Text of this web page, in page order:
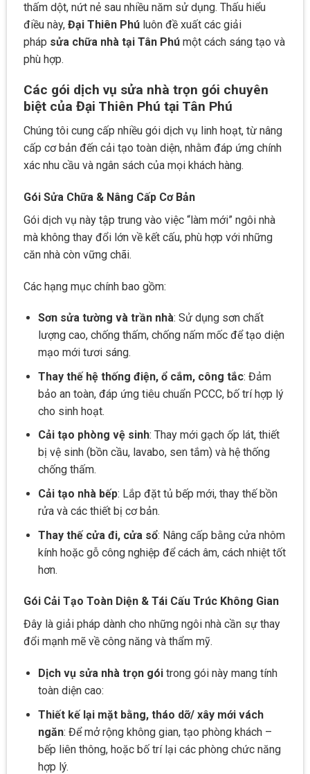
thấm dột, nứt nẻ sau nhiều năm sử dụng. Thấu hiểu
điều này, Đại Thiên Phú luôn đề xuất các giải
pháp sửa chữa nhà tại Tân Phú một cách sáng tạo và
phù hợp.
Các gói dịch vụ sửa nhà trọn gói chuyên
biệt của Đại Thiên Phú tại Tân Phú
Chúng tôi cung cấp nhiều gói dịch vụ linh hoạt, từ nâng
cấp cơ bản đến cải tạo toàn diện, nhằm đáp ứng chính
xác nhu cầu và ngân sách của mọi khách hàng.
Gói Sửa Chữa & Nâng Cấp Cơ Bản
Gói dịch vụ này tập trung vào việc “làm mới” ngôi nhà
mà không thay đổi lớn về kết cấu, phù hợp với những
căn nhà còn vững chãi.
Các hạng mục chính bao gồm:
Sơn sửa tường và trần nhà: Sử dụng sơn chất
lượng cao, chống thấm, chống nấm mốc để tạo diện
mạo mới tươi sáng.
Thay thế hệ thống điện, ổ cắm, công tắc: Đảm
bảo an toàn, đáp ứng tiêu chuẩn PCCC, bố trí hợp lý
cho sinh hoạt.
Cải tạo phòng vệ sinh: Thay mới gạch ốp lát, thiết
bị vệ sinh (bồn cầu, lavabo, sen tắm) và hệ thống
chống thấm.
Cải tạo nhà bếp: Lắp đặt tủ bếp mới, thay thế bồn
rửa và các thiết bị cơ bản.
Thay thế cửa đi, cửa sổ: Nâng cấp bằng cửa nhôm
kính hoặc gỗ công nghiệp để cách âm, cách nhiệt tốt
hơn.
Gói Cải Tạo Toàn Diện & Tái Cấu Trúc Không Gian
Đây là giải pháp dành cho những ngôi nhà cần sự thay
đổi mạnh mẽ về công năng và thẩm mỹ.
Dịch vụ sửa nhà trọn góitrong gói này mang tính
toàn diện cao:
Thiết kế lại mặt bằng, tháo dỡ/ xây mới vách
ngăn: Để mở rộng không gian, tạo phòng khách –
bếp liên thông, hoặc bố trí lại các phòng chức năng
hợp lý.